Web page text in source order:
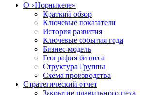
О «Норникеле»
Краткий обзор
Ключевые показатели
История развития
Ключевые события года
Бизнес-модель
География бизнеса
Структура Группы
Схема производства
Стратегический отчет
Закрытие плавильного цеха